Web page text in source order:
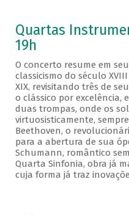
Quartas
19h
O concerto resume em
classicismo do século
XIX, revisitando três de
o clássico por excelência,
duas trompas, onde os
virtuosisticamente,
Beethoven, o
para a abertura de sua
Schumann, romântico
Quarta Sinfonia, obra já
cuja forma já traz